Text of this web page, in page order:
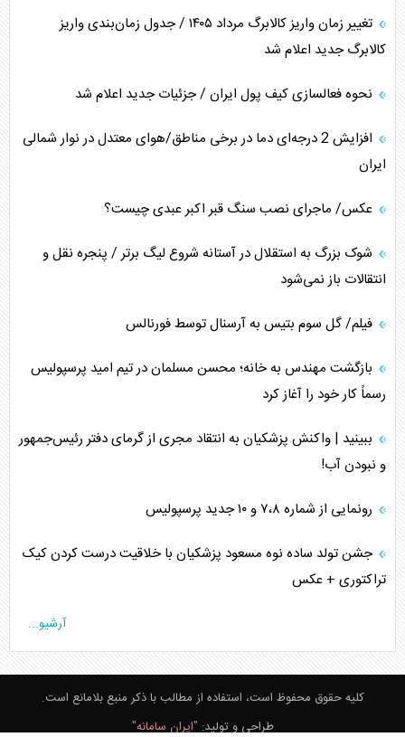
تغییر زمان واریز کالابرگ مرداد ۱۴۰۵ / جدول زمان‌بندی واریز
کالابرگ جدید اعلام شد
نحوه فعالسازی کیف پول ایران / جزئیات جدید اعلام شد
افزایش 2 درجه‌ای دما در برخی مناطق/هوای معتدل در نوار شمالی
ایران
عکس/ ماجرای نصب سنگ قبر اکبر عبدی چیست؟
شوک بزرگ به استقلال در آستانه شروع لیگ برتر / پنجره نقل و
انتقالات باز نمی‌شود
فیلم/ گل سوم بتیس به آرسنال توسط فورنالس
بازگشت مهندس به خانه؛ محسن مسلمان در تیم امید پرسپولیس
رسماً کار خود را آغاز کرد
ببینید | واکنش پزشکیان به انتقاد مجری از گرمای دفتر رئیس‌جمهور
و نبودن آب!
رونمایی از شماره ۷،۸ و ۱۰ جدید پرسپولیس
جشن تولد ساده نوه مسعود پزشکیان با خلاقیت درست کردن کیک
تراکتوری + عکس
آرشیو...
کلیه حقوق محفوظ است، استفاده از مطالب با ذکر منبع بلامانع است.
طراحی و تولید: "ایران سامانه"